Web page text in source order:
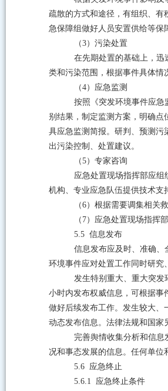
疏散的方式和途径，有组织、
急保障组做好人员安置供给等保
（3）污染处置
在先期处置的基础上，迅
类和污染范围，根据事件具体情
（4）应急监测
按照《突发环境事件应急
别结果，制定监测方案，明确点
具应急监测简报。研判、预测污
出污染控制、处置建议。
（5）专家咨询
应急处置现场指挥部应
机构、专业应急队伍提供技术支
（6）根据需要调集相关
（ 7）应急处置现场指挥
5.5 信息发布
信息发布应及时、准确、
环境事件应对处置工作同时研究
发生特别重大、重大突发
小时内发布权威信息，可根据事
做好后续发布工作。发生较大、
动态发布信息。法律法规和国家
完善舆情收集分析和信
况和事态发展的信息。任何单位
5.6 应急终止
5.6.1 应急终止条件